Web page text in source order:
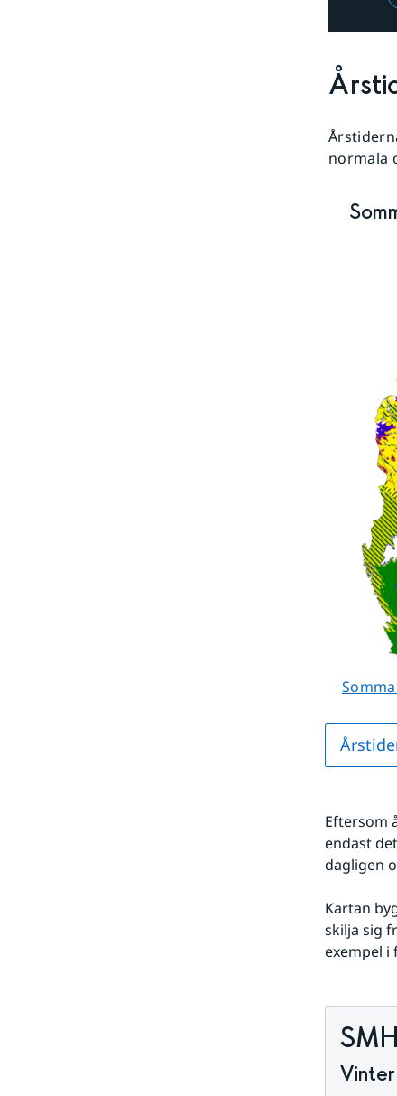
normala
Eftersom
endast
dagligen
Kartan
skilja sig
exempel
Vinter